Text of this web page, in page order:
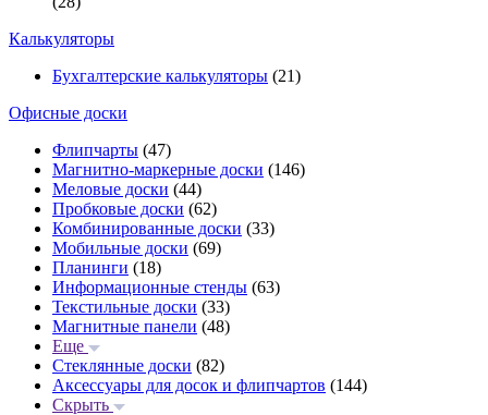
Калькуляторы
Бухгалтерские калькуляторы (21)
Офисные доски
Флипчарты (47)
Магнитно-маркерные доски (146)
Меловые доски (44)
Пробковые доски (62)
Комбинированные доски (33)
Мобильные доски (69)
Планинги (18)
Информационные стенды (63)
Текстильные доски (33)
Магнитные панели (48)
Еще
Стеклянные доски (82)
Аксессуары для досок и флипчартов (144)
Скрыть